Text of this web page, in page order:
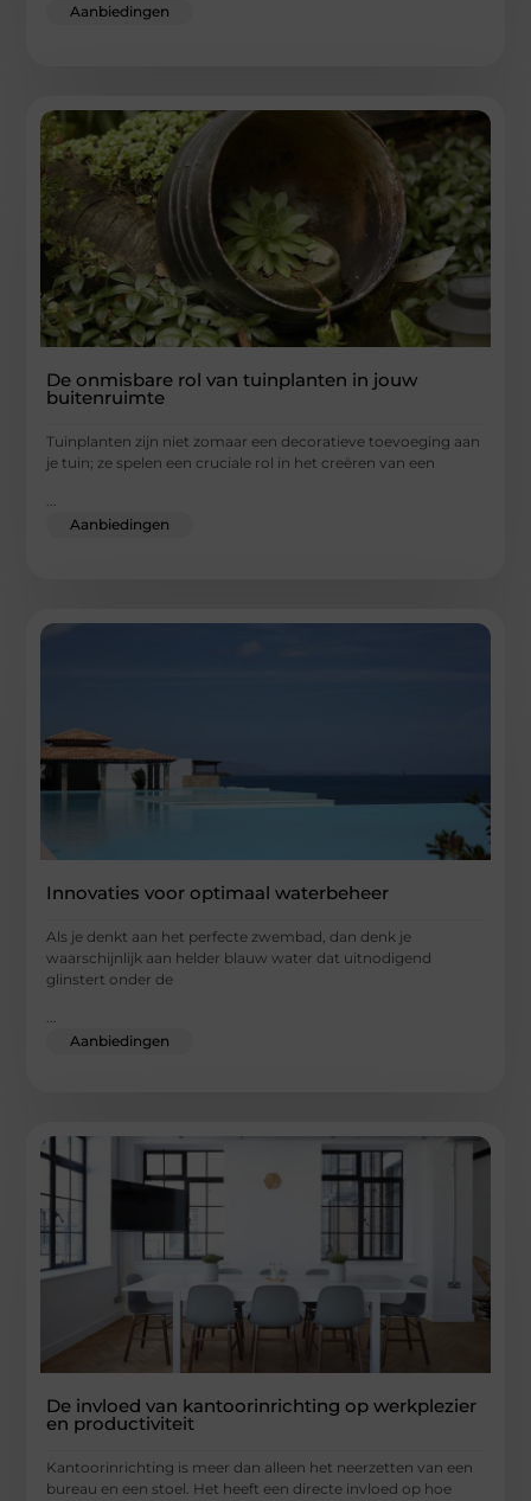
Aanbiedingen
De onmisbare rol van tuinplanten in jouw
buitenruimte
Tuinplanten zijn niet zomaar een decoratieve toevoeging aan
je tuin; ze spelen een cruciale rol in het creëren van een
...
Aanbiedingen
Innovaties voor optimaal waterbeheer
Als je denkt aan het perfecte zwembad, dan denk je
waarschijnlijk aan helder blauw water dat uitnodigend
glinstert onder de
...
Aanbiedingen
De invloed van kantoorinrichting op werkplezier
en productiviteit
Kantoorinrichting is meer dan alleen het neerzetten van een
bureau en een stoel. Het heeft een directe invloed op hoe